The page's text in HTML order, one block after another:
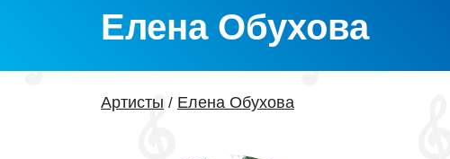
Елена Обухова
Артисты / Елена Обухова